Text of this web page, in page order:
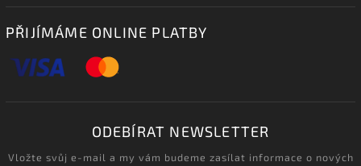
PŘIJÍMÁME ONLINE PLATBY
ODEBÍRAT NEWSLETTER
Vložte svůj e-mail a my vám budeme zasílat informace o nových